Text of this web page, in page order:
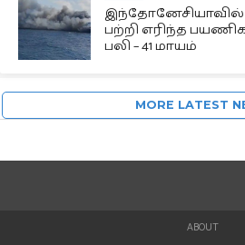
இந்தோனேசியாவில்
பற்றி எரிந்த
பலி – 41 மாயம்
MORE LATEST
ABOUT